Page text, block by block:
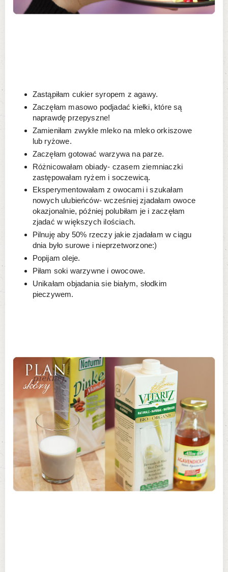
Zastąpiłam cukier syropem z agawy.
Zaczęłam masowo podjadać kiełki, które są
naprawdę przepyszne!
Zamieniłam zwykłe mleko na mleko orkiszowe
lub ryżowe.
Zaczęłam gotować warzywa na parze.
Różnicowałam obiady- czasem ziemniaczki
zastępowałam ryżem i soczewicą.
Eksperymentowałam z owocami i szukałam
nowych ulubieńców- wcześniej zjadałam owoce
okazjonalnie, później polubiłam je i zaczęłam
zjadać w większych ilościach.
Pilnuję aby 50% rzeczy jakie zjadałam w ciągu
dnia było surowe i nieprzetworzone:)
Popijam oleje.
Piłam soki warzywne i owocowe.
Unikałam objadania sie białym, słodkim
pieczywem.